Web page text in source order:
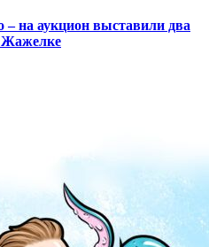
на аукцион выставили два
Жажелке